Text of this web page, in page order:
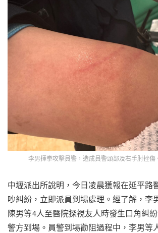
李男揮拳攻擊員警，造成員警頭部及右手肘挫傷
中壢派出所說明，今日凌晨獲報在延平路
吵糾紛，立即派員到場處理。經了解，李
陳男等4人至醫院探視友人時發生口角糾
警方到場。員警到場勸阻過程中，李男等